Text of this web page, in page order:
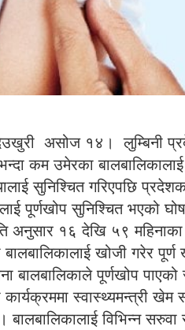
असोज १४। लुम्बिनी
कम उमेरका
सुनिश्चित गरिएपछि
पूर्णखोप सुनिश्चित भएको
अनुसार १६ देखि ५९
खोजी गरेर
बालबालिकाले पूर्णखोप पाएको
कार्यक्रममा स्वास्थ्यमन्त्री
बालबालिकालाई विभिन्न